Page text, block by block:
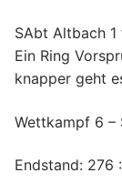
SAbt Altbach
Ein Ring
knapper geht
Wettkampf 6 –
Endstand: 276